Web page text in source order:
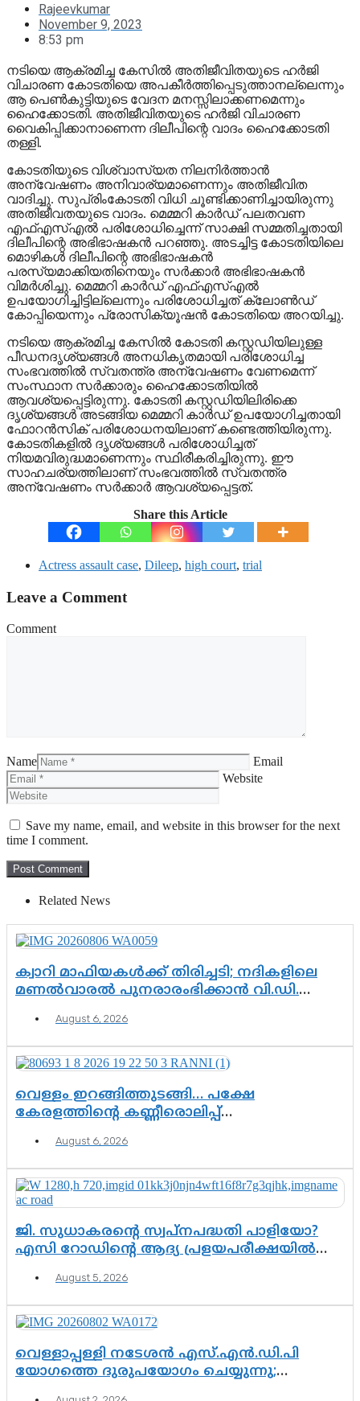
Rajeevkumar
November 9, 2023
8:53 pm
നടിയെ ആക്രമിച്ച കേസിൽ അതിജീവിതയുടെ ഹർജി
വിചാരണ കോടതിയെ അപകീർത്തിപ്പെടുത്താനല്ലെന്നും
ആ പെൺകുട്ടിയുടെ വേദന മനസ്സിലാക്കണമെന്നും
ഹെെക്കോടതി. അതിജീവിതയുടെ ഹർജി വിചാരണ
വൈകിപ്പിക്കാനാണെന്ന ദിലീപിന്റെ വാദം ഹൈക്കോടതി
തള്ളി.
കോടതിയുടെ വിശ്വാസ്യത നിലനിർത്താൻ
അന്വേഷണം അനിവാര്യമാണെന്നും അതിജീവിത
വാദിച്ചു. സുപ്രിംകോടതി വിധി ചൂണ്ടിക്കാണിച്ചായിരുന്നു
അതിജീവതയുടെ വാദം. മെമ്മറി കാർഡ് പലതവണ
എഫ്എസ്എൽ പരിശോധിച്ചെന്ന് സാക്ഷി സമ്മതിച്ചതായി
ദിലീപിന്റെ അഭിഭാഷകൻ പറഞ്ഞു. അടച്ചിട്ട കോടതിയിലെ
മൊഴികൾ ദിലീപിന്റെ അഭിഭാഷകൻ
പരസ്യമാക്കിയതിനെയും സർക്കാർ അഭിഭാഷകൻ
വിമർശിച്ചു. മെമ്മറി കാർഡ് എഫ്എസ്എൽ
ഉപയോഗിച്ചിട്ടില്ലെന്നും പരിശോധിച്ചത് ക്ലോൺഡ്
കോപ്പിയെന്നും പ്രോസിക്യൂഷൻ കോടതിയെ അറയിച്ചു.
നടിയെ ആക്രമിച്ച കേസിൽ കോടതി കസ്റ്റഡിയിലുള്ള
പീഡനദൃശ്യങ്ങൾ അനധികൃതമായി പരിശോധിച്ച
സംഭവത്തിൽ സ്വതന്ത്ര അന്വേഷണം വേണമെന്ന്
സംസ്ഥാന സർക്കാരും ഹൈക്കോടതിയിൽ
ആവശ്യപ്പെട്ടിരുന്നു. കോടതി കസ്റ്റഡിയിലിരിക്കെ
ദൃശ്യങ്ങൾ അടങ്ങിയ മെമ്മറി കാർഡ് ഉപയോഗിച്ചതായി
ഫോറൻസിക് പരിശോധനയിലാണ് കണ്ടെത്തിയിരുന്നു.
കോടതികളിൽ ദൃശ്യങ്ങൾ പരിശോധിച്ചത്
നിയമവിരുദ്ധമാണെന്നും സ്ഥിരീകരിച്ചിരുന്നു. ഈ
സാഹചര്യത്തിലാണ് സംഭവത്തിൽ സ്വതന്ത്ര
അന്വേഷണം സർക്കാർ ആവശ്യപ്പെട്ടത്.
Share this Article
Actress assault case, Dileep, high court, trial
Leave a Comment
Comment
Name
Email
Website
Save my name, email, and website in this browser for the next
time I comment.
Related News
ക്വാറി മാഫിയകൾക്ക് തിരിച്ചടി; നദികളിലെ
മണൽവാരൽ പുനരാരംഭിക്കാൻ വി.ഡി.
August 6, 2026
വെള്ളം ഇറങ്ങിത്തുടങ്ങി… പക്ഷേ
കേരളത്തിന്റെ കണ്ണീരൊലിപ്പ്
August 6, 2026
ജി. സുധാകരന്റെ സ്വപ്നപദ്ധതി പാളിയോ?
എസി റോഡിന്റെ ആദ്യ പ്രളയപരീക്ഷയിൽ
August 5, 2026
വെള്ളാപ്പള്ളി നടേശൻ എസ്.എൻ.ഡി.പി
യോഗത്തെ ദുരുപയോഗം ചെയ്യുന്നു;